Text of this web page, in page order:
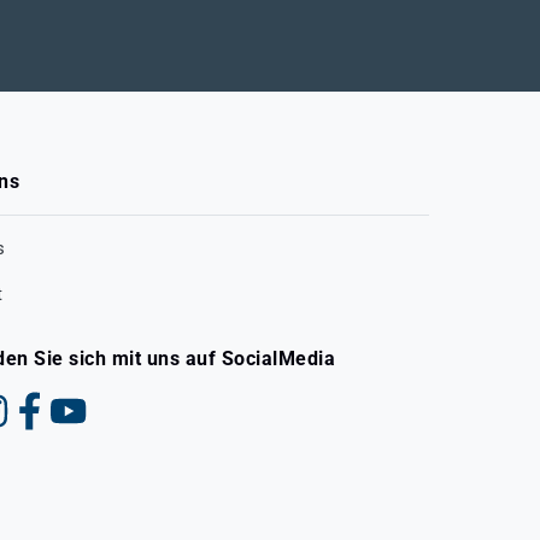
Sie sich mit uns auf SocialMedia